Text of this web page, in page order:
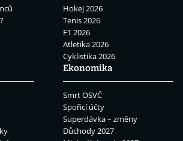
Hokej 2026
Tenis 2026
F1 2026
Atletika 2026
Cyklistika 2026
Ekonomika
Smrt OSVČ
Spořicí účty
Superdávka – změny
Důchody 2027